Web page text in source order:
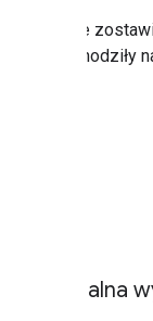
Zawsze
nie nachodziły
Minimalna